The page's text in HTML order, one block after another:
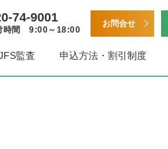
74-9001
時間 9:00～18:00
お問合せ
監査 申込方法・割引制度